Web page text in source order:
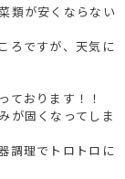
類が安くならない
ろですが、天気に
ております！！
が固くなってしま
調理でトロトロに